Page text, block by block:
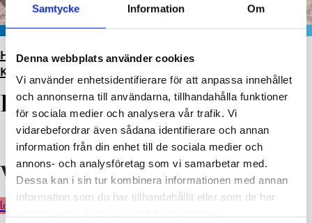
Samtycke Information Om
Denna webbplats använder cookies
Vi använder enhetsidentifierare för att anpassa innehållet
och annonserna till användarna, tillhandahålla funktioner
för sociala medier och analysera vår trafik. Vi
vidarebefordrar även sådana identifierare och annan
information från din enhet till de sociala medier och
annons- och analysföretag som vi samarbetar med.
Dessa kan i sin tur kombinera informationen med annan
information som du har tillhandahållit eller som de har
HEM>DAGHEM> SOLBACKA DAGHEM OCH
KATARINAFÖRSKOLAN > BJÖRNBÄR (3–5 ÅR)
Björnbär (3–5 år)
Välkommen till Björnbären!
logga in i peda.net